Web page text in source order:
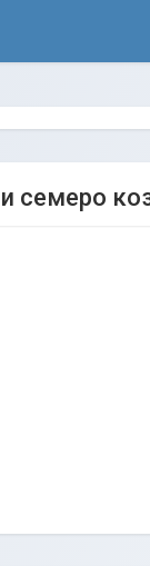
семеро